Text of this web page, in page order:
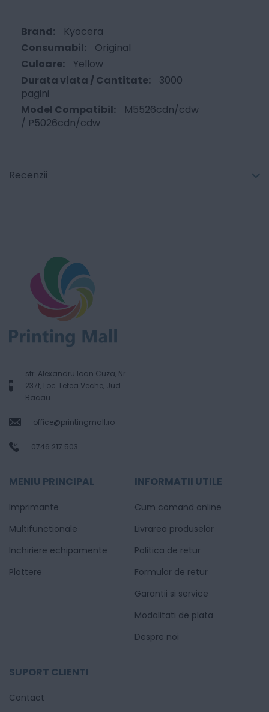
Kyocera
Original
Yellow
3000
pagini
M5526cdn/cdw
/ P5026cdn/cdw
Recenzii
str. Alexandru Ioan Cuza, Nr.
237f, Loc. Letea Veche, Jud.
Bacau
office@printingmall.ro
0746.217.503
MENIU PRINCIPAL
Imprimante
Multifunctionale
Inchiriere echipamente
Plottere
INFORMATII UTILE
Cum comand online
Livrarea produselor
Politica de retur
Formular de retur
Garantii si service
Modalitati de plata
Despre noi
SUPORT CLIENTI
Contact